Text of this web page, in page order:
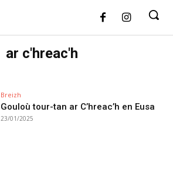
ar c'hreac'h
Breizh
Gouloù tour-tan ar C’hreac’h en Eusa
23/01/2025